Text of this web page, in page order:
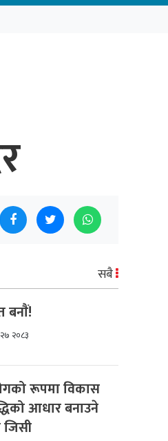
सबै
बनाैं!
२०८३
रूपमा विकास
आधार बनाउने
जिसी